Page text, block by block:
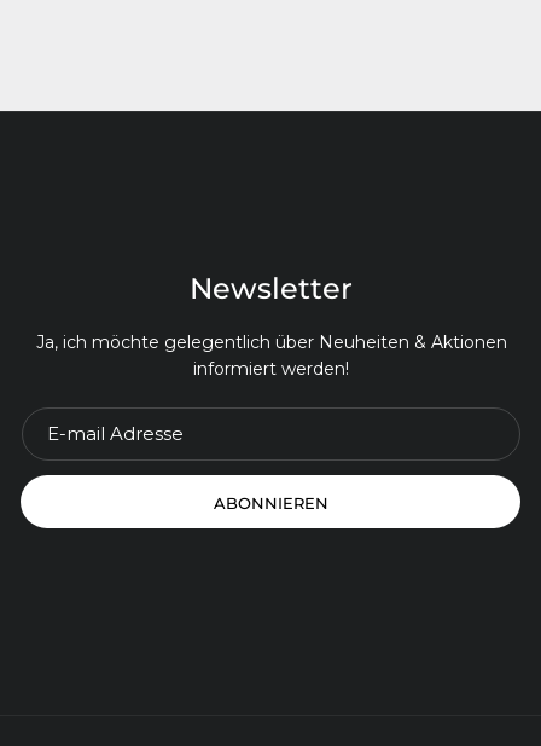
Newsletter
Ja, ich möchte gelegentlich über Neuheiten & Aktionen
informiert werden!
ABONNIEREN